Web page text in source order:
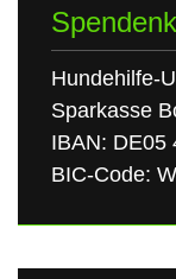
Hundehilfe-
Sparkasse
IBAN: DE05
BIC-Code: